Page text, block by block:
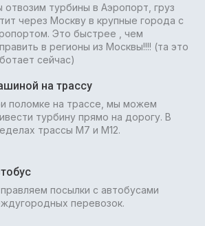
отвозим турбины в Аэропорт, груз
через Москву в крупные города с
Это быстрее , чем
в регионы из Москвы!!!! (та это
сейчас)
на трассу
поломке на трассе, мы можем
турбину прямо на дорогу. В
трассы М7 и М12.
посылки с автобусами
перевозок.